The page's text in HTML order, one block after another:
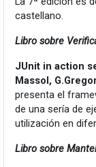
castellano.
Libro sobre
JUnit in action
Massol,
presenta el
de una sería de
utilización en
Libro sobre